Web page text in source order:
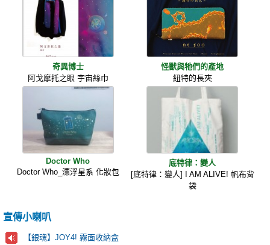
奇異博士
阿戈摩托之眼 宇宙絲巾
怪獸與牠們的產地
紐特的長夾
Doctor Who
Doctor Who_漂浮星系 化妝包
底特律：變人
[底特律：變人] I AM ALIVE! 帆布背
袋
宣傳小喇叭
【銀魂】JOY4! 霧面收納盒